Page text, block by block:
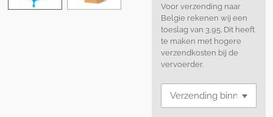
Voor verzending naar
Belgie rekenen wij een
toeslag van 3,95. Dit heeft
te maken met hogere
verzendkosten bij de
vervoerder.